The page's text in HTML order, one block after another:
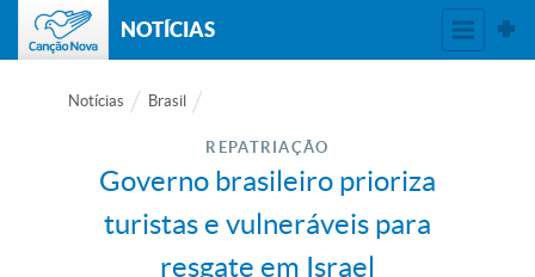
NOTÍCIAS
Notícias Brasil
REPATRIAÇÃO
Governo brasileiro prioriza
turistas e vulneráveis para
resgate em Israel